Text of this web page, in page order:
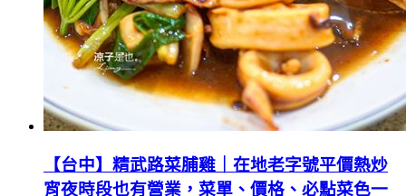
【台中】精武路菜脯雞｜在地老字號平價熱炒
宵夜時段也有營業，菜單、價格、必點菜色一